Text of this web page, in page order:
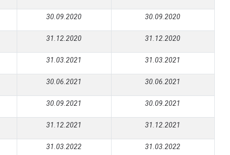
30.09.2020 30.09.2020
31.12.2020 31.12.2020
31.03.2021 31.03.2021
30.06.2021 30.06.2021
30.09.2021 30.09.2021
31.12.2021 31.12.2021
31.03.2022 31.03.2022